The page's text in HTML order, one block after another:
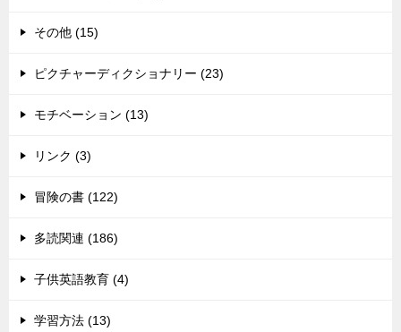
その他 (15)
ピクチャーディクショナリー (23)
モチベーション (13)
リンク (3)
冒険の書 (122)
多読関連 (186)
子供英語教育 (4)
学習方法 (13)